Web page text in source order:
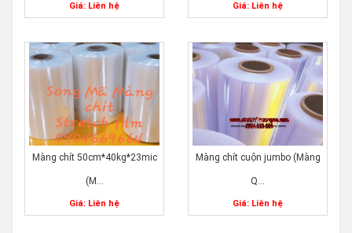
Giá: Liên hệ Giá: Liên hệ
Màng chít 50cm*40kg*23mic
(M...
Giá: Liên hệ
Màng chít cuộn jumbo (Màng
Q...
Giá: Liên hệ